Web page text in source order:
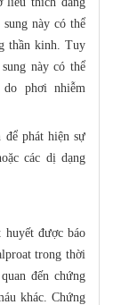
này có thể
thần kinh. Tuy
này có thể
phơi nhiễm
để phát hiện sự
các dị dạng
được báo
trong thời
đến chứng
khác. Chứng